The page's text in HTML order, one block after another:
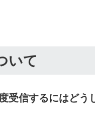
いて
受信するにはどう